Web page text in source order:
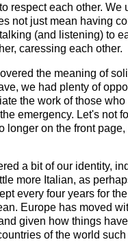
respect each other. We
not just mean having
(and listening) to
caressing each other.
the meaning of
we had plenty of
the work of those who
emergency. Let's not
longer on the front
a bit of our identity,
more Italian, as
every four years for
Europe has moved
given how things
of the world